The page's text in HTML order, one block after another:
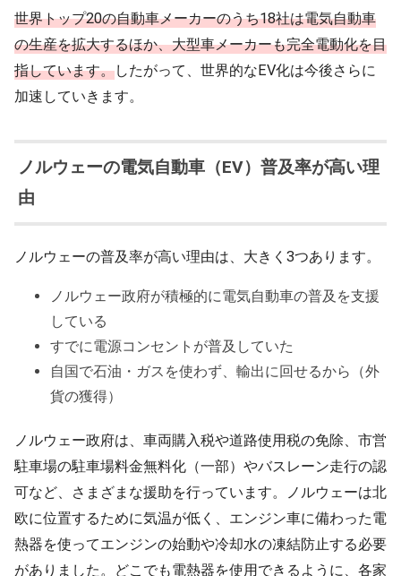
世界トップ20の自動車メーカーのうち18社は電気自動車
の生産を拡大するほか、大型車メーカーも完全電動化を目
指しています。したがって、世界的なEV化は今後さらに
加速していきます。
ノルウェーの電気自動車（EV）普及率が高い理
由
ノルウェーの普及率が高い理由は、大きく3つあります。
ノルウェー政府が積極的に電気自動車の普及を支援
している
すでに電源コンセントが普及していた
自国で石油・ガスを使わず、輸出に回せるから（外
貨の獲得）
ノルウェー政府は、車両購入税や道路使用税の免除、市営
駐車場の駐車場料金無料化（一部）やバスレーン走行の認
可など、さまざまな援助を行っています。ノルウェーは北
欧に位置するために気温が低く、エンジン車に備わった電
熱器を使ってエンジンの始動や冷却水の凍結防止する必要
がありました。どこでも電熱器を使用できるように、各家